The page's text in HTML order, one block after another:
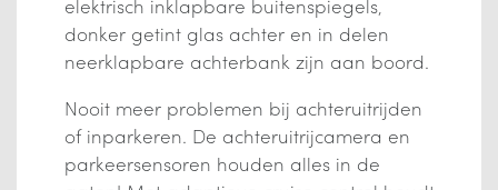
donker getint glas achter en in delen
neerklapbare achterbank zijn aan boord.
Nooit meer problemen bij achteruitrijden
of inparkeren. De achteruitrijcamera en
parkeersensoren houden alles in de